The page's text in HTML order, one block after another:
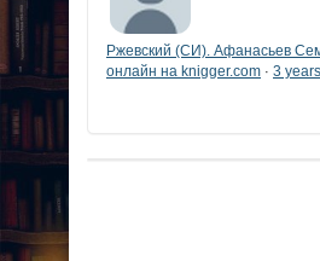
Ржевский (СИ). Афанасьев
онлайн на knigger.com · 3